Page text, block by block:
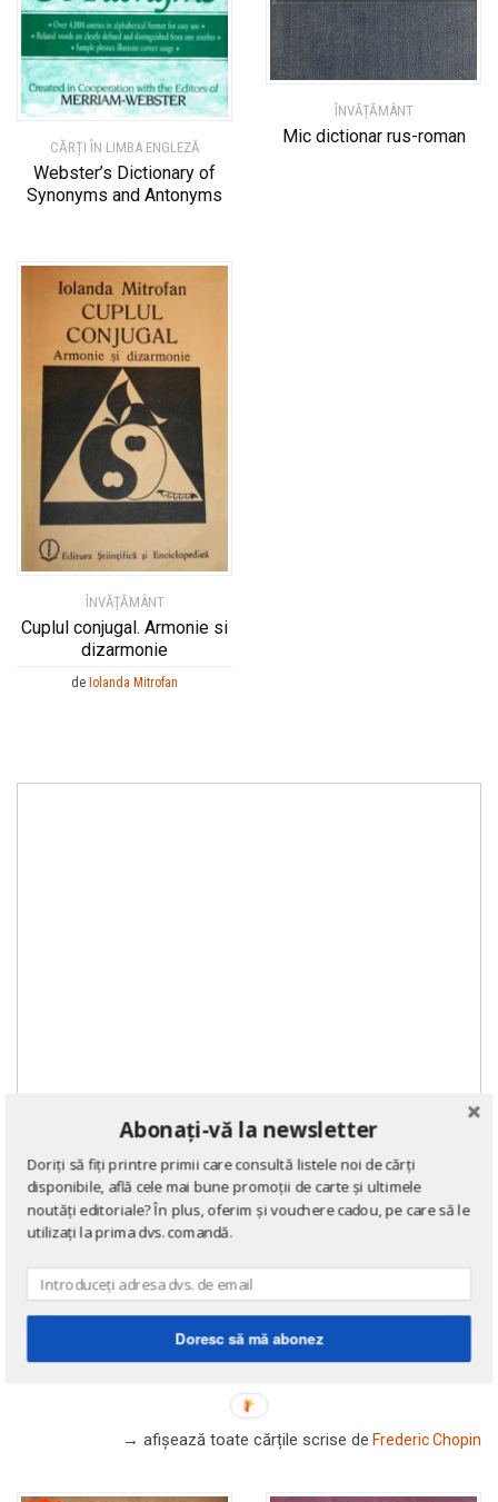
CĂRȚI ÎN LIMBA ENGLEZĂ
Webster’s Dictionary of
Synonyms and Antonyms
ÎNVĂȚĂMÂNT
Mic dictionar rus-roman
ÎNVĂȚĂMÂNT
Cuplul conjugal. Armonie si
dizarmonie
de Iolanda Mitrofan
→ afișează toate cărțile scrise de Frederic Chopin
Abonați-vă la newsletter
Doriți să fiți printre primii care consultă listele noi de cărți
disponibile, află cele mai bune promoții de carte și ultimele
noutăți editoriale? În plus, oferim și vouchere cadou, pe care să le
utilizați la prima dvs. comandă.
Doresc să mă abonez